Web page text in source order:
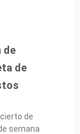
de
de
de
semana